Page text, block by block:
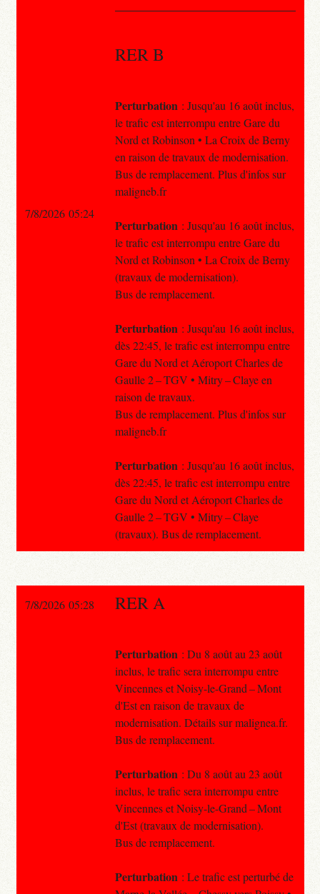
RER B
Perturbation : Jusqu'au 16 août inclus,
le trafic est interrompu entre Gare du
Nord et Robinson • La Croix de Berny
en raison de travaux de modernisation.
Bus de remplacement. Plus d'infos sur
maligneb.fr
Perturbation : Jusqu'au 16 août inclus,
le trafic est interrompu entre Gare du
Nord et Robinson • La Croix de Berny
(travaux de modernisation).
Bus de remplacement.
Perturbation : Jusqu'au 16 août inclus,
dès 22:45, le trafic est interrompu entre
Gare du Nord et Aéroport Charles de
Gaulle 2 – TGV • Mitry – Claye en
raison de travaux.
Bus de remplacement. Plus d'infos sur
maligneb.fr
Perturbation : Jusqu'au 16 août inclus,
dès 22:45, le trafic est interrompu entre
Gare du Nord et Aéroport Charles de
Gaulle 2 – TGV • Mitry – Claye
(travaux). Bus de remplacement.
7/8/2026 05:24
7/8/2026 05:28 RER A
Perturbation : Du 8 août au 23 août
inclus, le trafic sera interrompu entre
Vincennes et Noisy-le-Grand – Mont
d'Est en raison de travaux de
modernisation. Détails sur malignea.fr.
Bus de remplacement.
Perturbation : Du 8 août au 23 août
inclus, le trafic sera interrompu entre
Vincennes et Noisy-le-Grand – Mont
d'Est (travaux de modernisation).
Bus de remplacement.
Perturbation : Le trafic est perturbé de